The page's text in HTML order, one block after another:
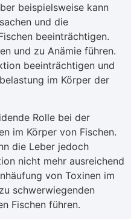
beispielsweise kann
und die
beeinträchtigen.
und zu Anämie führen.
beeinträchtigen und
im Körper der
Rolle bei der
im Körper von Fischen.
die Leber jedoch
nicht mehr ausreichend
von Toxinen im
schwerwiegenden
Fischen führen.